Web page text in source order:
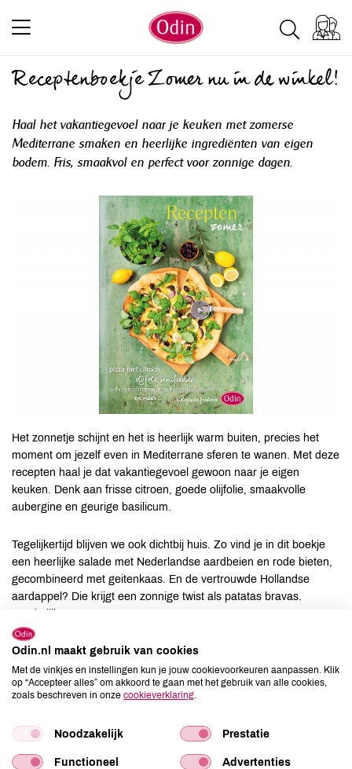
Receptenboekje Zomer nu in de winkel!
Haal het vakantiegevoel naar je keuken met zomerse
Mediterrane smaken en heerlijke ingrediënten van eigen
bodem. Fris, smaakvol en perfect voor zonnige dagen.
Het zonnetje schijnt en het is heerlijk warm buiten, precies het
moment om jezelf even in Mediterrane sferen te wanen. Met deze
recepten haal je dat vakantiegevoel gewoon naar je eigen
keuken. Denk aan frisse citroen, goede olijfolie, smaakvolle
aubergine en geurige basilicum.
Tegelijkertijd blijven we ook dichtbij huis. Zo vind je in dit boekje
een heerlijke salade met Nederlandse aardbeien en rode bieten,
gecombineerd met geitenkaas. En de vertrouwde Hollandse
aardappel? Die krijgt een zonnige twist als patatas bravas.
Je vindt het boekje vanaf deze week in jouw favoriete Odin-
winkel. Of lees 'mhieronline.
alle vorige edities van het Odin-receptenboekje.
Odin.nl maakt gebruik van cookies
Met de vinkjes en instellingen kun je jouw cookievoorkeuren aanpassen. Klik
op “Accepteer alles” om akkoord te gaan met het gebruik van alle cookies,
zoals beschreven in onze cookieverklaring.
Noodzakelijk Prestatie
Functioneel Advertenties